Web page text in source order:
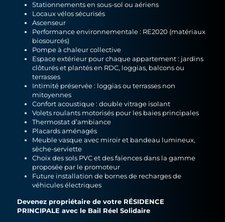
Stationnements en sous-sol ou aériens
Locaux vélos sécurisés
Ascenseur
Performance environnementale : RE2020 (matériaux
biosourcés)
Pompe à chaleur collective
Espace extérieur pour chaque appartement : jardins
clôturés et plantés en RDC, loggias, balcons ou
terrasses
Intimité préservée : loggias ou terrasses non
mitoyennes
Confort acoustique : double vitrage isolant
Volets roulants motorisés pour les baies principales
Thermostat d’ambiance
Placards aménagés
Meuble vasque avec miroir et bandeau lumineux,
sèche-serviette
Choix des sols PVC et des faïences dans la gamme
proposée par le promoteur
Future installation de bornes de recharges de
véhicules électriques
Devenez propriétaire de votre RÉSIDENCE
PRINCIPALE avec le Bail Réel Solidaire